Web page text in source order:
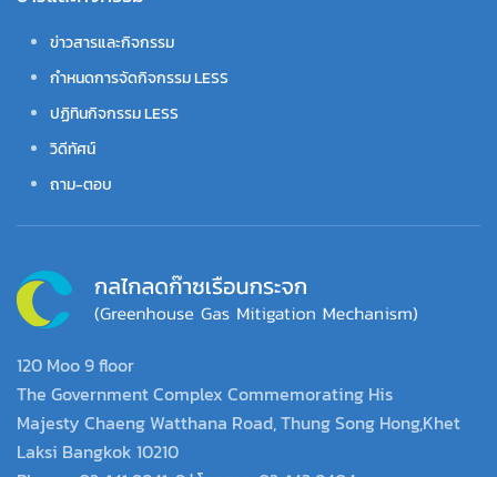
ข่าวสารและกิจกรรม
กำหนดการจัดกิจกรรม LESS
ปฏิทินกิจกรรม LESS
วิดีทัศน์
ถาม-ตอบ
120 Moo 9 floor
The Government Complex Commemorating His
Majesty Chaeng Watthana Road, Thung Song Hong,Khet
Laksi Bangkok 10210